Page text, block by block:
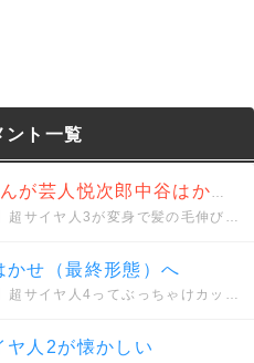
ント一覧
悦次郎中谷はかせ（ハイパー）
が変身で髪の毛伸びるのは分かるけどさwwwwww
かせ（最終形態）へ
人4ってぶっちゃけカッコイイと思う？？？
ヤ人2が懐かしい